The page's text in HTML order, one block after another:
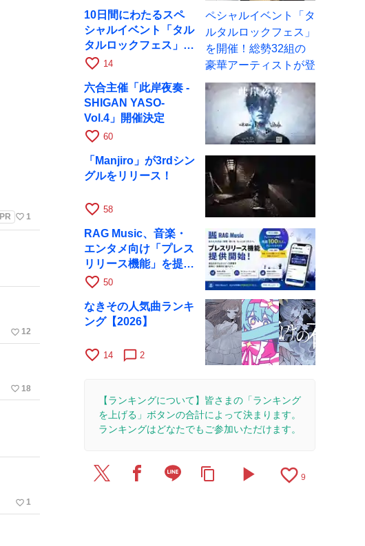
PR favorite_border 1
favorite_border 12
favorite_border 18
favorite_border 1
10日間にわたるスペ
シャルイベント「タル
タルロックフェス」を
開催！総勢32組の豪
favorite_border 14
六合主催「此岸夜奏 -
SHIGAN YASO-
Vol.4」開催決定
favorite_border 60
「Manjiro」が3rdシン
グルをリリース！
favorite_border 58
RAG Music、音楽・
エンタメ向け「プレス
リリース機能」を提供
開始
favorite_border 50
なきその人気曲ランキ
ング【2026】
favorite_border 14 chat_bubble_outline 2
【ランキングについて】皆さまの「ランキング
を上げる」ボタンの合計によって決まります。
ランキングはどなたでもご参加いただけます。
content_copy play_arrow favorite_border 9